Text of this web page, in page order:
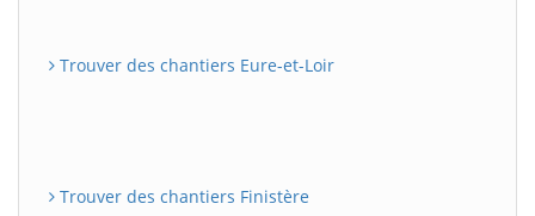
Trouver des chantiers Eure-et-Loir
Trouver des chantiers Finistère